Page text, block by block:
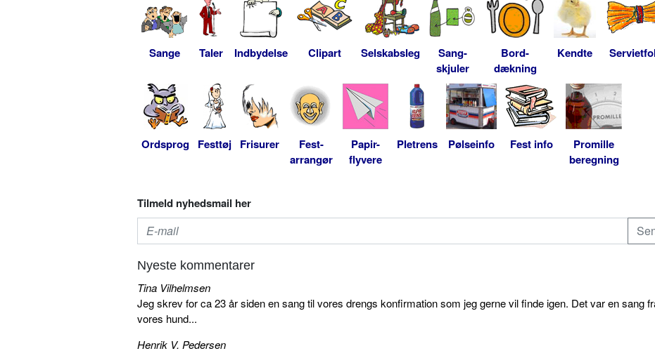
Sange Taler Indbydelse Clipart Selskabsleg
Sang-
skjuler
Bord-
dækning
Kendte
Ordsprog Festtøj Frisurer
Fest-
arrangør
Papir-
flyvere
Pletrens Pølseinfo Fest info
Promille
beregning
Tilmeld nyhedsmail her
Nyeste kommentarer
Tina Vilhelmsen
Jeg skrev for ca 23 år siden en sang til vores drengs konfirmation som jeg gerne vil finde igen. Det var en sang
vores hund...
Henrik V. Pedersen